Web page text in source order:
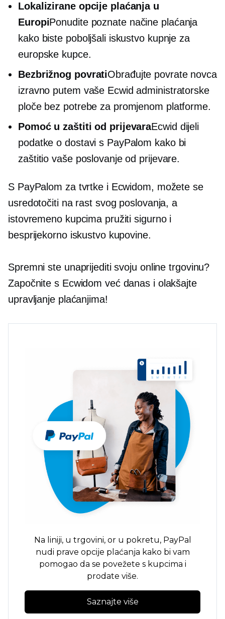
Lokalizirane opcije plaćanja u
EuropiPonudite poznate načine plaćanja
kako biste poboljšali iskustvo kupnje za
europske kupce.
Bezbrižnog povratiObrađujte povrate novca
izravno putem vaše Ecwid administratorske
ploče bez potrebe za promjenom platforme.
Pomoć u zaštiti od prijevaraEcwid dijeli
podatke o dostavi s PayPalom kako bi
zaštitio vaše poslovanje od prijevare.
S PayPalom za tvrtke i Ecwidom, možete se
usredotočiti na rast svog poslovanja, a
istovremeno kupcima pružiti sigurno i
besprijekorno iskustvo kupovine.
Spremni ste unaprijediti svoju online trgovinu?
Započnite s Ecwidom već danas i olakšajte
upravljanje plaćanjima!
Na liniji, u trgovini,or u pokretu,PayPal
nudi prave opcije plaćanja kako bi vam
pomogao da se povežete s kupcima i
prodate više.
Saznajte više